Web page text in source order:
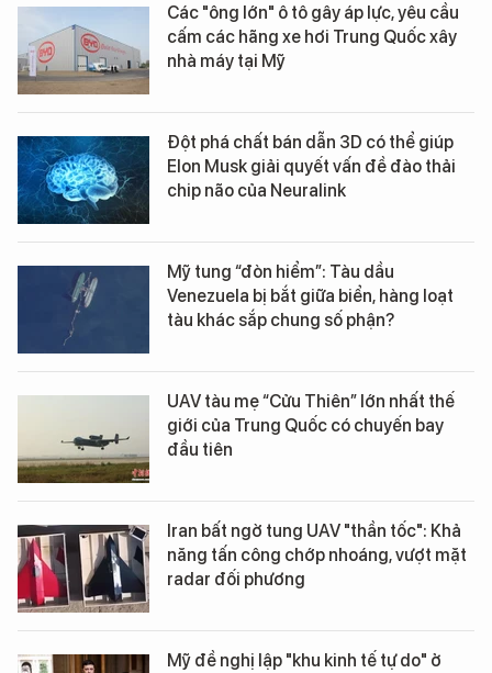
Các "ông lớn" ô tô gây áp lực, yêu cầu
cấm các hãng xe hơi Trung Quốc xây
nhà máy tại Mỹ
Đột phá chất bán dẫn 3D có thể giúp
Elon Musk giải quyết vấn đề đào thải
chip não của Neuralink
Mỹ tung “đòn hiểm”: Tàu dầu
Venezuela bị bắt giữa biển, hàng loạt
tàu khác sắp chung số phận?
UAV tàu mẹ “Cửu Thiên” lớn nhất thế
giới của Trung Quốc có chuyến bay
đầu tiên
Iran bất ngờ tung UAV "thần tốc": Khả
năng tấn công chớp nhoáng, vượt mặt
radar đối phương
Mỹ đề nghị lập "khu kinh tế tự do" ở